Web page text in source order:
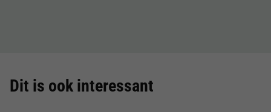
Dit is ook interessant